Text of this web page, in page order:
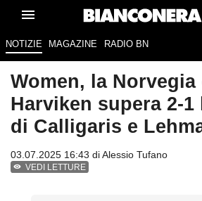
NOTIZIE MAGAZINE RADIO BN
Women, la Norvegia
Harviken supera 2-1
di Calligaris e
03.07.2025 16:43 diAlessio Tufano
VEDI LETTURE